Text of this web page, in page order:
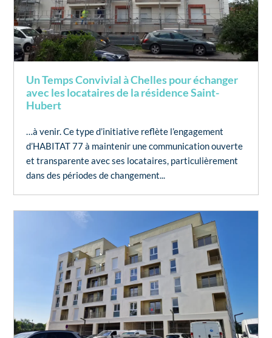
Un Temps Convivial à Chelles pour échanger
avec les locataires de la résidence Saint-
Hubert
…à venir. Ce type d’initiative reflète l’engagement
d’HABITAT 77 à maintenir une communication ouverte
et transparente avec ses locataires, particulièrement
dans des périodes de changement...